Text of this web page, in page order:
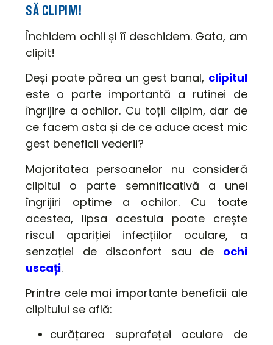
SĂ CLIPIM!
Închidem ochii și îî deschidem. Gata, am
clipit!
Deși poate părea un gest banal, clipitul
este o parte importantă a rutinei de
îngrijire a ochilor. Cu toții clipim, dar de
ce facem asta și de ce aduce acest mic
gest beneficii vederii?
Majoritatea persoanelor nu consideră
clipitul o parte semnificativă a unei
îngrijiri optime a ochilor. Cu toate
acestea, lipsa acestuia poate crește
riscul apariției infecțiilor oculare, a
senzației de disconfort sau de ochi
uscați.
Printre cele mai importante beneficii ale
clipitului se află:
curățarea suprafeței oculare de